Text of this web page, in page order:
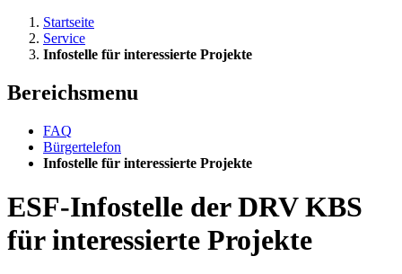
Startseite
Service
Infostelle für interessierte Projekte
Bereichsmenu
FAQ
Bür­ger­te­le­fon
In­fo­stel­le für in­ter­es­sier­te Pro­jek­te
ESF-Infostelle der DRV KBS
für interessierte Projekte